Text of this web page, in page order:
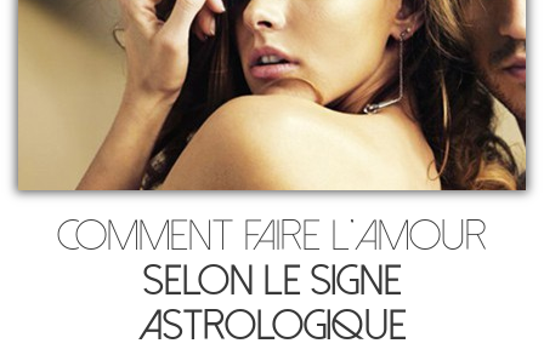
Comment faire l’amour
selon le signe
astrologique